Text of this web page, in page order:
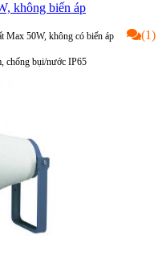
không biến áp
(1)
Max 50W, không có biến áp
chống bụi/nước IP65